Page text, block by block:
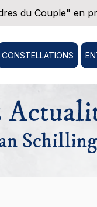
du Couple" en
CONSTELLATIONS